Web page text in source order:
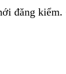
đăng